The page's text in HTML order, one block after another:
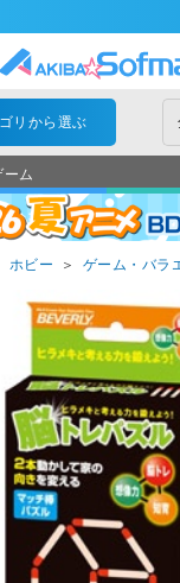
リから選ぶ
ーム
ホビー ＞ ゲーム・バラ